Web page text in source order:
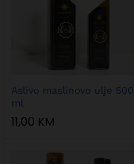
Aslivo maslinovo ulje 500
ml
11,00 KM